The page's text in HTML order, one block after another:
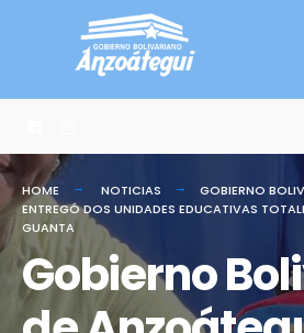
HOME NOTICIAS
GOBIERNO
ENTREGÓ DOS UNIDADES EDUCATIVAS
GUANTA
Gobierno
Search